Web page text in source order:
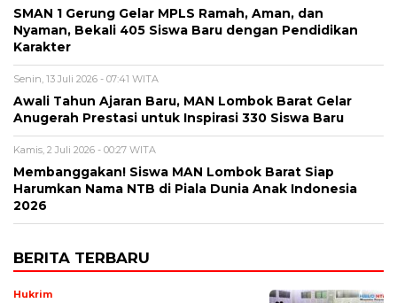
SMAN 1 Gerung Gelar MPLS Ramah, Aman, dan
Nyaman, Bekali 405 Siswa Baru dengan Pendidikan
Karakter
Senin, 13 Juli 2026 - 07:41 WITA
Awali Tahun Ajaran Baru, MAN Lombok Barat Gelar
Anugerah Prestasi untuk Inspirasi 330 Siswa Baru
Kamis, 2 Juli 2026 - 00:27 WITA
Membanggakan! Siswa MAN Lombok Barat Siap
Harumkan Nama NTB di Piala Dunia Anak Indonesia
2026
BERITA TERBARU
Hukrim